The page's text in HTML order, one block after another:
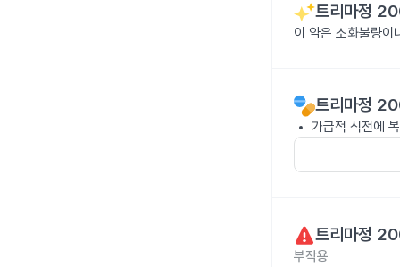
트리마정
이 약은 소화불량이
트리마정
가급적 식전에
트리마정
부작용